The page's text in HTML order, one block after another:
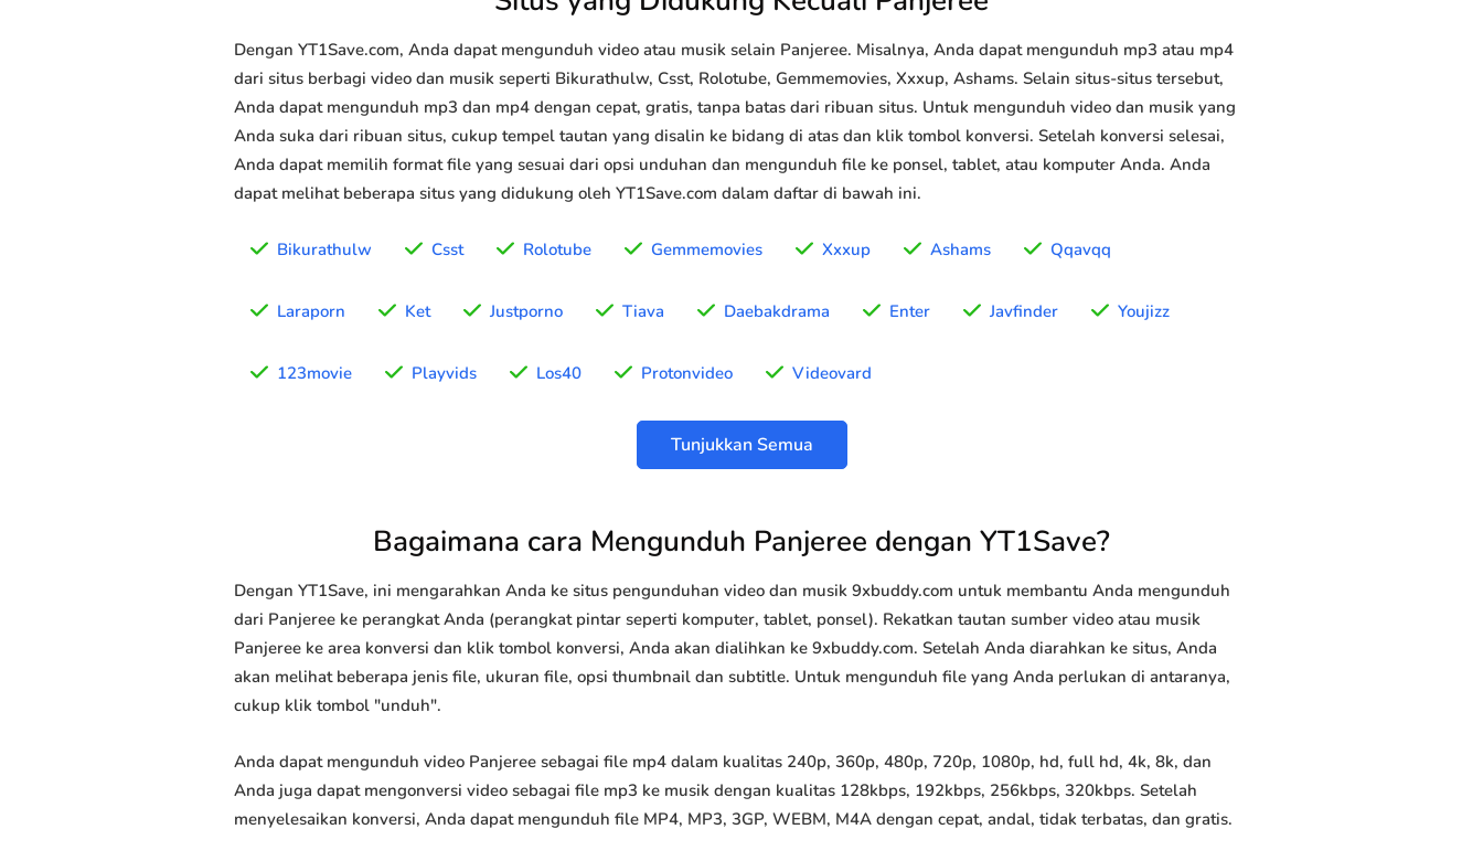
Dengan YT1Save.com, Anda dapat mengunduh video atau musik selain Panjeree. Misalnya, Anda dapat mengunduh mp3 atau mp4
dari situs berbagi video dan musik seperti Bikurathulw, Csst, Rolotube, Gemmemovies, Xxxup, Ashams. Selain situs-situs tersebut,
Anda dapat mengunduh mp3 dan mp4 dengan cepat, gratis, tanpa batas dari ribuan situs. Untuk mengunduh video dan musik yang
Anda suka dari ribuan situs, cukup tempel tautan yang disalin ke bidang di atas dan klik tombol konversi. Setelah konversi selesai,
Anda dapat memilih format file yang sesuai dari opsi unduhan dan mengunduh file ke ponsel, tablet, atau komputer Anda. Anda
dapat melihat beberapa situs yang didukung oleh YT1Save.com dalam daftar di bawah ini.
Bikurathulw Csst Rolotube Gemmemovies Xxxup Ashams Qqavqq
Laraporn Ket Justporno Tiava Daebakdrama Enter Javfinder Youjizz
123movie Playvids Los40 Protonvideo Videovard
Tunjukkan Semua
Bagaimana cara Mengunduh Panjeree dengan YT1Save?
Dengan YT1Save, ini mengarahkan Anda ke situs pengunduhan video dan musik 9xbuddy.com untuk membantu Anda mengunduh
dari Panjeree ke perangkat Anda (perangkat pintar seperti komputer, tablet, ponsel). Rekatkan tautan sumber video atau musik
Panjeree ke area konversi dan klik tombol konversi, Anda akan dialihkan ke 9xbuddy.com. Setelah Anda diarahkan ke situs, Anda
akan melihat beberapa jenis file, ukuran file, opsi thumbnail dan subtitle. Untuk mengunduh file yang Anda perlukan di antaranya,
cukup klik tombol "unduh".
Anda dapat mengunduh video Panjeree sebagai file mp4 dalam kualitas 240p, 360p, 480p, 720p, 1080p, hd, full hd, 4k, 8k, dan
Anda juga dapat mengonversi video sebagai file mp3 ke musik dengan kualitas 128kbps, 192kbps, 256kbps, 320kbps. Setelah
menyelesaikan konversi, Anda dapat mengunduh file MP4, MP3, 3GP, WEBM, M4A dengan cepat, andal, tidak terbatas, dan gratis.